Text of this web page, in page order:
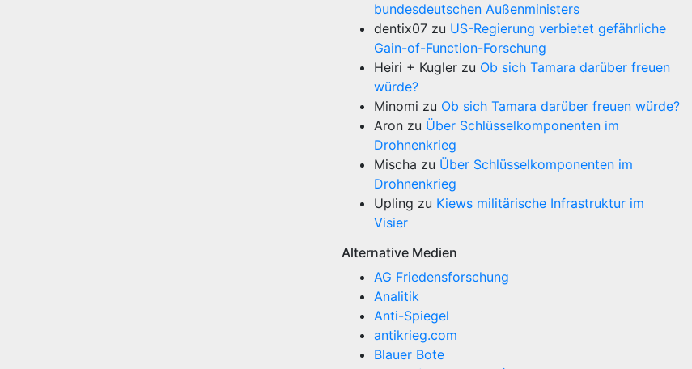
bundesdeutschen Außenministers
dentix07 zu US-Regierung verbietet gefährliche
Gain-of-Function-Forschung
Heiri + Kugler zu Ob sich Tamara darüber freuen
würde?
Minomi zu Ob sich Tamara darüber freuen würde?
Aron zu Über Schlüsselkomponenten im
Drohnenkrieg
Mischa zu Über Schlüsselkomponenten im
Drohnenkrieg
Upling zu Kiews militärische Infrastruktur im
Visier
Alternative Medien
AG Friedensforschung
Analitik
Anti-Spiegel
antikrieg.com
Blauer Bote